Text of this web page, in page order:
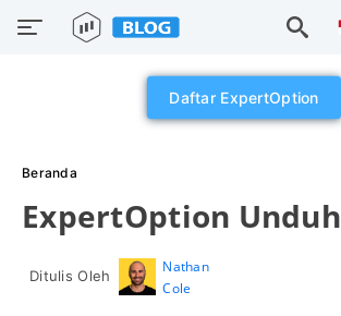
Daftar ExpertOption
Beranda
ExpertOption Unduh
Ditulis Oleh
Nathan
Cole